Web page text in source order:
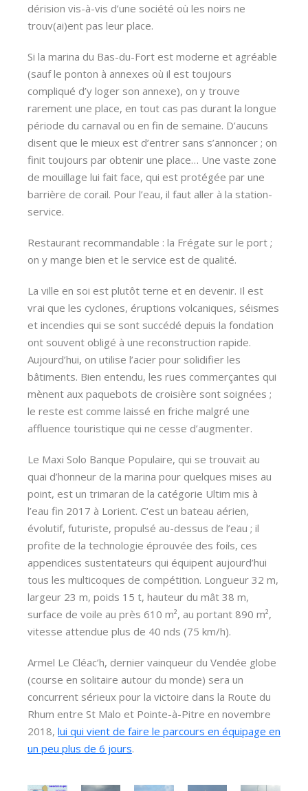
dérision vis-à-vis d’une société où les noirs ne
trouv(ai)ent pas leur place.
Si la marina du Bas-du-Fort est moderne et agréable
(sauf le ponton à annexes où il est toujours
compliqué d’y loger son annexe), on y trouve
rarement une place, en tout cas pas durant la longue
période du carnaval ou en fin de semaine. D’aucuns
disent que le mieux est d’entrer sans s’annoncer ; on
finit toujours par obtenir une place… Une vaste zone
de mouillage lui fait face, qui est protégée par une
barrière de corail. Pour l’eau, il faut aller à la station-
service.
Restaurant recommandable : la Frégate sur le port ;
on y mange bien et le service est de qualité.
La ville en soi est plutôt terne et en devenir. Il est
vrai que les cyclones, éruptions volcaniques, séismes
et incendies qui se sont succédé depuis la fondation
ont souvent obligé à une reconstruction rapide.
Aujourd’hui, on utilise l’acier pour solidifier les
bâtiments. Bien entendu, les rues commerçantes qui
mènent aux paquebots de croisière sont soignées ;
le reste est comme laissé en friche malgré une
affluence touristique qui ne cesse d’augmenter.
Le Maxi Solo Banque Populaire, qui se trouvait au
quai d’honneur de la marina pour quelques mises au
point, est un trimaran de la catégorie Ultim mis à
l’eau fin 2017 à Lorient. C’est un bateau aérien,
évolutif, futuriste, propulsé au-dessus de l’eau ; il
profite de la technologie éprouvée des foils, ces
appendices sustentateurs qui équipent aujourd’hui
tous les multicoques de compétition. Longueur 32 m,
largeur 23 m, poids 15 t, hauteur du mât 38 m,
surface de voile au près 610 m², au portant 890 m²,
vitesse attendue plus de 40 nds (75 km/h).
Armel Le Cléac’h, dernier vainqueur du Vendée globe
(course en solitaire autour du monde) sera un
concurrent sérieux pour la victoire dans la Route du
Rhum entre St Malo et Pointe-à-Pitre en novembre
2018, lui qui vient de faire le parcours en équipage en
un peu plus de 6 jours.